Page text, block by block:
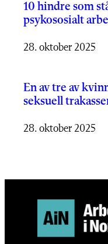
10 hindre som
psykososialt
28. oktober 2025
En av tre av
seksuell
28. oktober 2025